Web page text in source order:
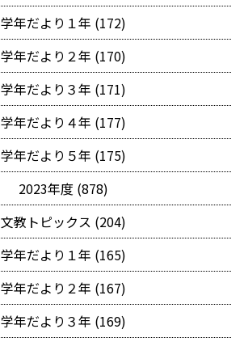
学年だより１年 (172)
学年だより２年 (170)
学年だより３年 (171)
学年だより４年 (177)
学年だより５年 (175)
2023年度 (878)
文教トピックス (204)
学年だより１年 (165)
学年だより２年 (167)
学年だより３年 (169)